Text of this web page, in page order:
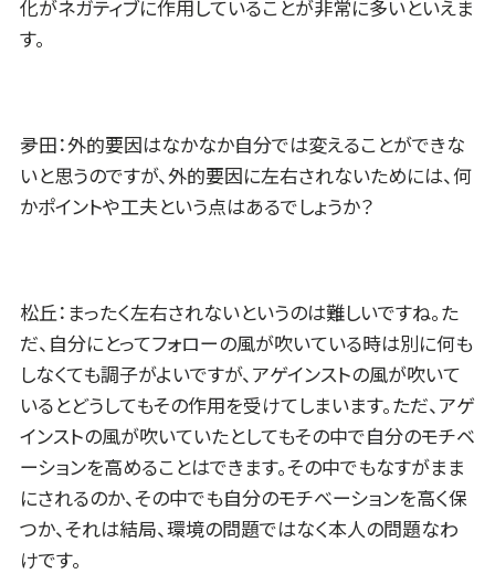
化がネガティブに作用していることが非常に多いといえま
す。
夛田：外的要因はなかなか自分では変えることができな
いと思うのですが、外的要因に左右されないためには、何
かポイントや工夫という点はあるでしょうか？
松丘：まったく左右されないというのは難しいですね。た
だ、自分にとってフォローの風が吹いている時は別に何も
しなくても調子がよいですが、アゲインストの風が吹いて
いるとどうしてもその作用を受けてしまいます。ただ、アゲ
インストの風が吹いていたとしてもその中で自分のモチベ
ーションを高めることはできます。その中でもなすがまま
にされるのか、その中でも自分のモチべーションを高く保
つか、それは結局、環境の問題ではなく本人の問題なわ
けです。